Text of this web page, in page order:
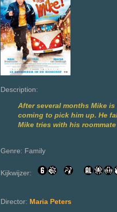
Description:
After several months Mike
coming to pick him up. He
Mike tries with his
Genre: Family
Kijkwijzer:
Director: Maria Peters